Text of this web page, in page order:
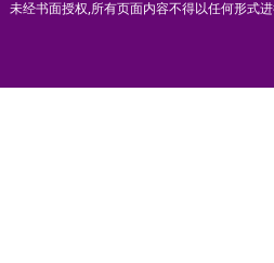
未经书面授权,所有页面内容不得以任何形式